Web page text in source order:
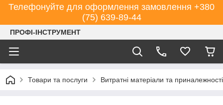
Телефонуйте для оформлення замовлення +380
(75) 639-89-44
ПРОФІ-ІНСТРУМЕНТ
Товари та послуги Витратні матеріали та